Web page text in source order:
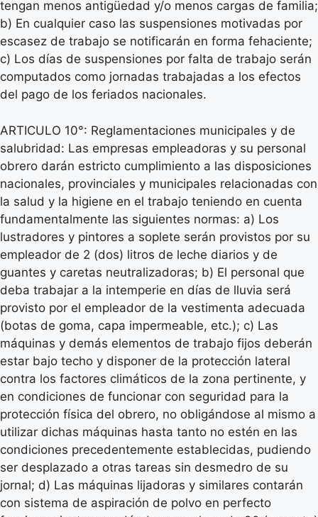
tengan menos antigüedad y/o menos cargas de familia;
b) En cualquier caso las suspensiones motivadas por
escasez de trabajo se notificarán en forma fehaciente;
c) Los días de suspensiones por falta de trabajo serán
computados como jornadas trabajadas a los efectos
del pago de los feriados nacionales.
ARTICULO 10°: Reglamentaciones municipales y de
salubridad: Las empresas empleadoras y su personal
obrero darán estricto cumplimiento a las disposiciones
nacionales, provinciales y municipales relacionadas con
la salud y la higiene en el trabajo teniendo en cuenta
fundamentalmente las siguientes normas: a) Los
lustradores y pintores a soplete serán provistos por su
empleador de 2 (dos) litros de leche diarios y de
guantes y caretas neutralizadoras; b) El personal que
deba trabajar a la intemperie en días de lluvia será
provisto por el empleador de la vestimenta adecuada
(botas de goma, capa impermeable, etc.); c) Las
máquinas y demás elementos de trabajo fijos deberán
estar bajo techo y disponer de la protección lateral
contra los factores climáticos de la zona pertinente, y
en condiciones de funcionar con seguridad para la
protección física del obrero, no obligándose al mismo a
utilizar dichas máquinas hasta tanto no estén en las
condiciones precedentemente establecidas, pudiendo
ser desplazado a otras tareas sin desmedro de su
jornal; d) Las máquinas lijadoras y similares contarán
con sistema de aspiración de polvo en perfecto